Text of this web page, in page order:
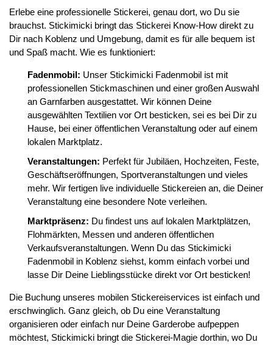
Erlebe eine professionelle Stickerei, genau dort, wo Du sie
brauchst. Stickimicki bringt das Stickerei Know-How direkt zu
Dir nach Koblenz und Umgebung, damit es für alle bequem ist
und Spaß macht. Wie es funktioniert:
Fadenmobil: Unser Stickimicki Fadenmobil ist mit
professionellen Stickmaschinen und einer großen Auswahl
an Garnfarben ausgestattet. Wir können Deine
ausgewählten Textilien vor Ort besticken, sei es bei Dir zu
Hause, bei einer öffentlichen Veranstaltung oder auf einem
lokalen Marktplatz.
Veranstaltungen: Perfekt für Jubiläen, Hochzeiten, Feste,
Geschäftseröffnungen, Sportveranstaltungen und vieles
mehr. Wir fertigen live individuelle Stickereien an, die Deiner
Veranstaltung eine besondere Note verleihen.
Marktpräsenz: Du findest uns auf lokalen Marktplätzen,
Flohmärkten, Messen und anderen öffentlichen
Verkaufsveranstaltungen. Wenn Du das Stickimicki
Fadenmobil in Koblenz siehst, komm einfach vorbei und
lasse Dir Deine Lieblingsstücke direkt vor Ort besticken!
Die Buchung unseres mobilen Stickereiservices ist einfach und
erschwinglich. Ganz gleich, ob Du eine Veranstaltung
organisieren oder einfach nur Deine Garderobe aufpeppen
möchtest, Stickimicki bringt die Stickerei-Magie dorthin, wo Du